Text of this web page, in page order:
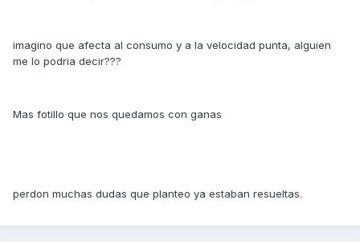
imagino que afecta al consumo y a la velocidad punta, alguien
me lo podria decir???
Mas fotillo que nos quedamos con ganas
perdon muchas dudas que planteo ya estaban resueltas.